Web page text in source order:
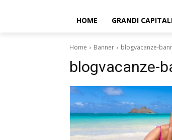
HOME GRANDI
Home Banner blogvacanze-
blogvacanze-